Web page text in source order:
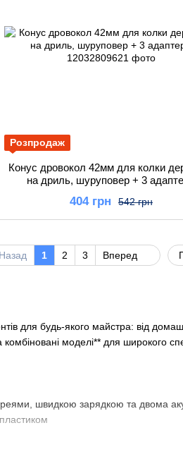
для будь-якого майстра: від
моделі** для широкого
швидкою зарядкою та двома
Розпродаж
Конус дровокол 42мм для колки
на дриль, шуруповер + 3
542 грн
404 грн
Назад 1 2 3 Вперед